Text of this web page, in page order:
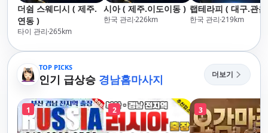
더쉼 스웨디시 ( 제주.
연동 )
타이 관리 265km
시아 ( 제주.이도이동 )
한국 관리 226km
랩테라피 ( 대구.관
한국 관리 219km
TOP PICKS
인기 급상승 경남홈마사지 더보기
1 2 3